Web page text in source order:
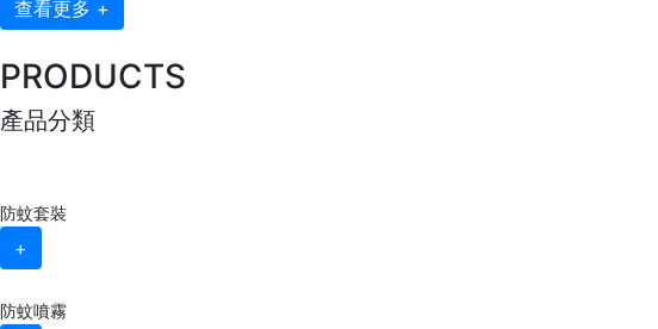
查看更多 +
PRODUCTS
產品分類
防蚊套裝
+
防蚊噴霧